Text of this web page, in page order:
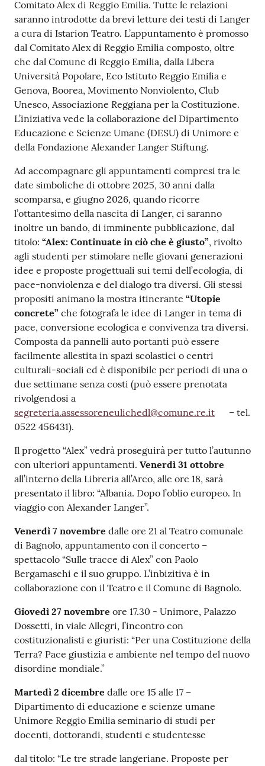
Comitato Alex di Reggio Emilia. Tutte le relazioni
saranno introdotte da brevi letture dei testi di Langer
a cura di Istarion Teatro. L’appuntamento è promosso
dal Comitato Alex di Reggio Emilia composto, oltre
che dal Comune di Reggio Emilia, dalla Libera
Università Popolare, Eco Istituto Reggio Emilia e
Genova, Boorea, Movimento Nonviolento, Club
Unesco, Associazione Reggiana per la Costituzione.
L’iniziativa vede la collaborazione del Dipartimento
Educazione e Scienze Umane (DESU) di Unimore e
della Fondazione Alexander Langer Stiftung.
Ad accompagnare gli appuntamenti compresi tra le
date simboliche di ottobre 2025, 30 anni dalla
scomparsa, e giugno 2026, quando ricorre
l’ottantesimo della nascita di Langer, ci saranno
inoltre un bando, di imminente pubblicazione, dal
titolo: “Alex: Continuate in ciò che è giusto”, rivolto
agli studenti per stimolare nelle giovani generazioni
idee e proposte progettuali sui temi dell’ecologia, di
pace-nonviolenza e del dialogo tra diversi. Gli stessi
propositi animano la mostra itinerante “Utopie
concrete” che fotografa le idee di Langer in tema di
pace, conversione ecologica e convivenza tra diversi.
Composta da pannelli auto portanti può essere
facilmente allestita in spazi scolastici o centri
culturali-sociali ed è disponibile per periodi di una o
due settimane senza costi (può essere prenotata
rivolgendosi a
segreteria.assessoreneulichedl@comune.re.it
– tel.
0522 456431).
Il progetto “Alex” vedrà proseguirà per tutto l’autunno
con ulteriori appuntamenti. Venerdì 31 ottobre
all’interno della Libreria all’Arco, alle ore 18, sarà
presentato il libro: “Albania. Dopo l’oblio europeo. In
viaggio con Alexander Langer”.
Venerdì 7 novembre dalle ore 21 al Teatro comunale
di Bagnolo, appuntamento con il concerto –
spettacolo “Sulle tracce di Alex” con Paolo
Bergamaschi e il suo gruppo. L’inbizitiva è in
collaborazione con il Teatro e il Comune di Bagnolo.
Giovedì 27 novembre ore 17.30 - Unimore, Palazzo
Dossetti, in viale Allegri, l’incontro con
costituzionalisti e giuristi: “Per una Costituzione della
Terra? Pace giustizia e ambiente nel tempo del nuovo
disordine mondiale.”
Martedì 2 dicembre dalle ore 15 alle 17 –
Dipartimento di educazione e scienze umane
Unimore Reggio Emilia seminario di studi per
docenti, dottorandi, studenti e studentesse
dal titolo: “Le tre strade langeriane. Proposte per